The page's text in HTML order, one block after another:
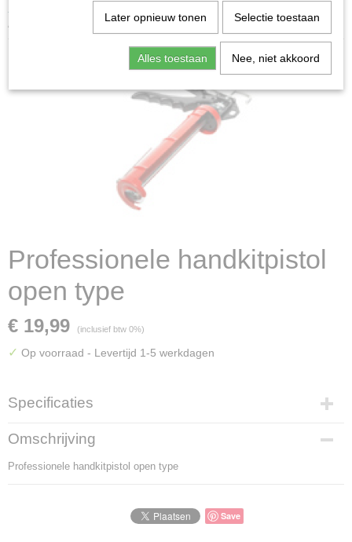
Home
handkitpistol open type
Professionele handkitpistol
open type
€ 19,99 (inclusief btw 0%)
✓ Op voorraad - Levertijd 1-5 werkdagen
Specificaties
Productcode
1005-12-1
Productcode leverancier
Omschrijving
Professionele handkitpistol open type
Save
Later opnieuw tonen Selectie toestaan
Alles toestaan Nee, niet akkoord